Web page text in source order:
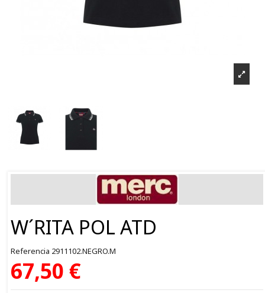
W´RITA POL ATD
Referencia 2911102.NEGRO.M
67,50 €